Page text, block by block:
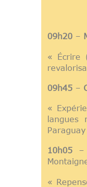
09h20 –
« Écrire
09h45 –
«
10h05 –
«